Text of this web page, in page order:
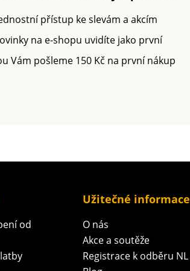
přístup ke slevám a akcím
na e-shopu uvidíte jako první
Vám pošleme 150 Kč na první nákup
od
Užitečné informace
O nás
Akce a soutěže
Registrace k odběru NL